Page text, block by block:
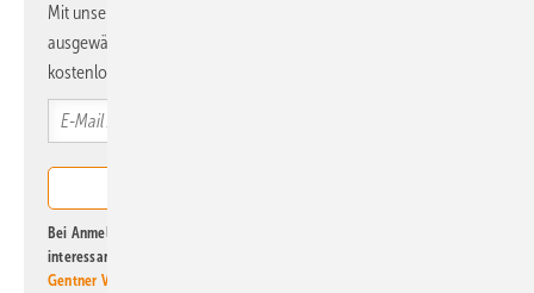
Mit unserem Newsletter erhalten Sie regelmäßig von uns
ausgewählte Informationen und Neuigkeiten, gebündelt und
kostenlos direkt ins Postfach.
Bei Anmeldung zu diesem Newsletter bin ich damit einverstanden, über
interessante Verlags- und Online-Angebote
Gentner Verlag GmbH & Co. KG